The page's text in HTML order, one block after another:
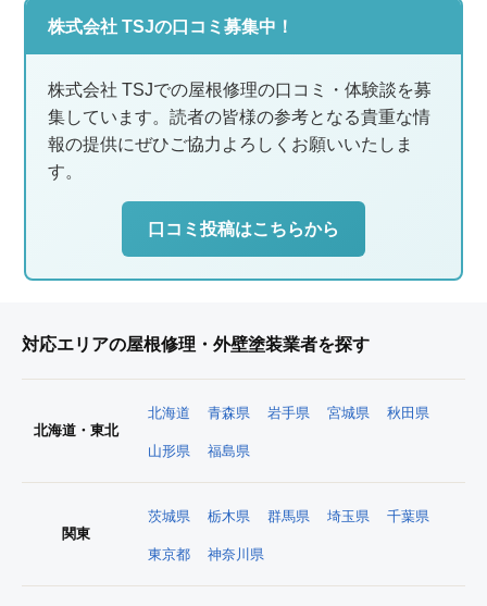
株式会社 TSJの口コミ募集中！
株式会社 TSJでの屋根修理の口コミ・体験談を募
集しています。読者の皆様の参考となる貴重な情
報の提供にぜひご協力よろしくお願いいたしま
す。
口コミ投稿はこちらから
対応エリアの屋根修理・外壁塗装業者を探す
北海道・東北
北海道 青森県 岩手県 宮城県 秋田県
山形県 福島県
関東
茨城県 栃木県 群馬県 埼玉県 千葉県
東京都 神奈川県